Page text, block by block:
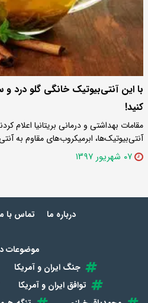
با این آنتی‌بیوتیک خانگی گلو درد و
کنید!
مقامات بهداشتی و درمانی بریتانیا اعلام
آنتی‌بیوتیک‌ها، ابرمیکروب‌های مقاوم به
۰۷ شهریور ۱۳۹۷
درباره ما تماس با
موضوعات
جنگ ایران و آمریکا
توافق ایران و آمریکا